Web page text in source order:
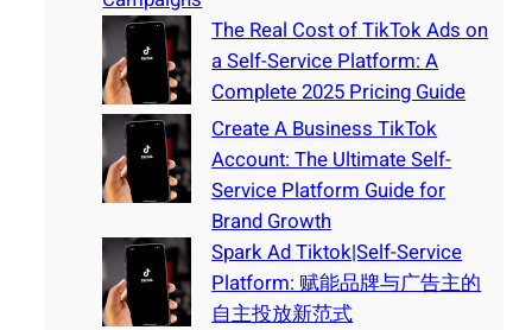
The Real Cost of TikTok Ads on
a Self-Service Platform: A
Complete 2025 Pricing Guide
Create A Business TikTok
Account: The Ultimate Self-
Service Platform Guide for
Brand Growth
Spark Ad Tiktok|Self-Service
Platform: 赋能品牌与广告主的
自主投放新范式